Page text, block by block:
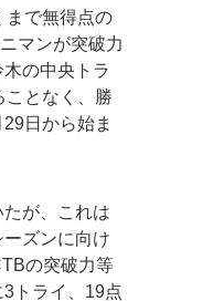
まで無得点の
マンが突破力
の中央トラ
ことなく、勝
日から始ま
が、これは
ズンに向け
の突破力等
トライ、19点